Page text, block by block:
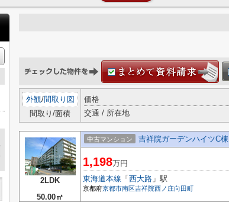
外観/間取り図
間取り/面積
価格
交通 / 所在地
2LDK
50.00㎡
中古マンション 吉祥院ガーデンハイツC棟
1,198万円
東海道本線 「 西大路 」駅
京都府京都市南区吉祥院西ノ庄向田町